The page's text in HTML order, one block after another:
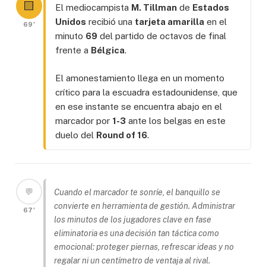
🟨
69'
El mediocampista M. Tillman de Estados
Unidos recibió una tarjeta amarilla en el
minuto 69 del partido de octavos de final
frente a Bélgica.
El amonestamiento llega en un momento
crítico para la escuadra estadounidense, que
en ese instante se encuentra abajo en el
marcador por 1-3 ante los belgas en este
duelo del Round of 16.
💬
67'
Cuando el marcador te sonríe, el banquillo se
convierte en herramienta de gestión. Administrar
los minutos de los jugadores clave en fase
eliminatoria es una decisión tan táctica como
emocional: proteger piernas, refrescar ideas y no
regalar ni un centímetro de ventaja al rival.